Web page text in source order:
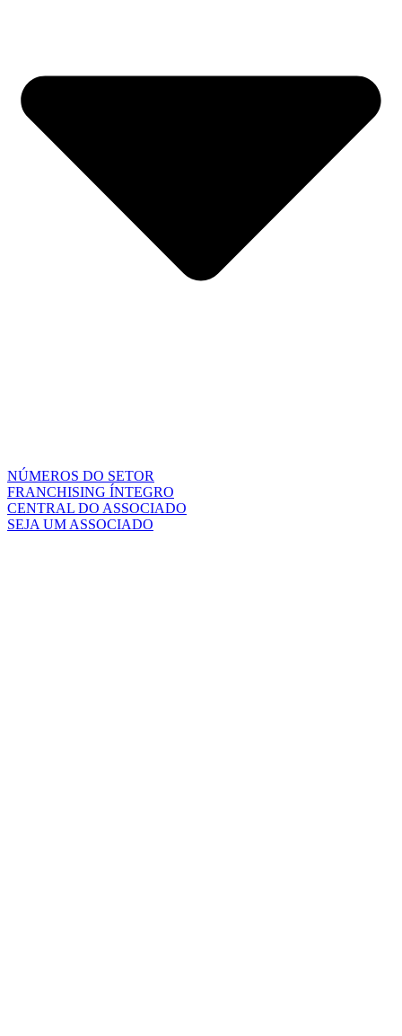
NÚMEROS DO SETOR
FRANCHISING ÍNTEGRO
CENTRAL DO ASSOCIADO
SEJA UM ASSOCIADO